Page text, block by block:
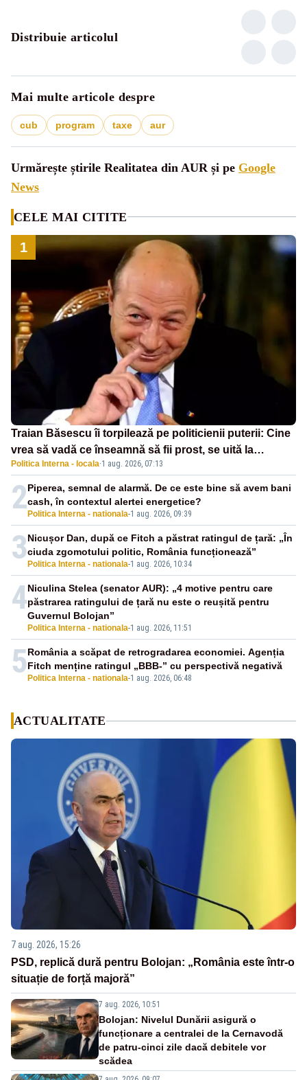
Distribuie articolul
Mai multe articole despre
cub program taxe aur
Urmărește știrile Realitatea din AUR și pe Google
News
CELE MAI CITITE
1
Traian Băsescu îi torpilează pe politicienii puterii: Cine
vrea să vadă ce înseamnă să fii prost, se uită la
România
Politica Interna - locala·1 aug. 2026, 07:13
2 Politica Interna - nationala-1 aug. 2026, 09:39
Piperea, semnal de alarmă. De ce este bine să avem bani
cash, în contextul alertei energetice?
3 Politica Interna - nationala-1 aug. 2026, 10:34
Nicușor Dan, după ce Fitch a păstrat ratingul de țară: „În
ciuda zgomotului politic, România funcționează”
4
Politica Interna - nationala-1 aug. 2026, 11:51
Niculina Stelea (senator AUR): „4 motive pentru care
păstrarea ratingului de țară nu este o reușită pentru
Guvernul Bolojan”
5 Politica Interna - nationala-1 aug. 2026, 06:48
România a scăpat de retrogradarea economiei. Agenția
Fitch menține ratingul „BBB-” cu perspectivă negativă
ACTUALITATE
7 aug. 2026, 15:26
PSD, replică dură pentru Bolojan: „România este într-o
situație de forță majoră”
7 aug. 2026, 10:51
Bolojan: Nivelul Dunării asigură o
funcționare a centralei de la Cernavodă
de patru-cinci zile dacă debitele vor
scădea